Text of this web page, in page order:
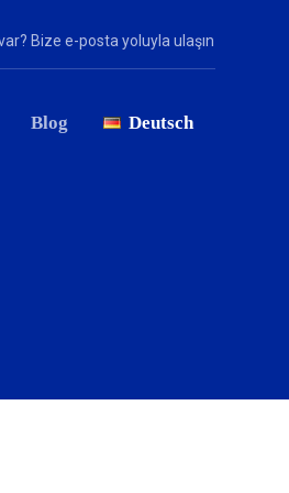
Bize e-posta yoluyla ulaşın
Blog Deutsch